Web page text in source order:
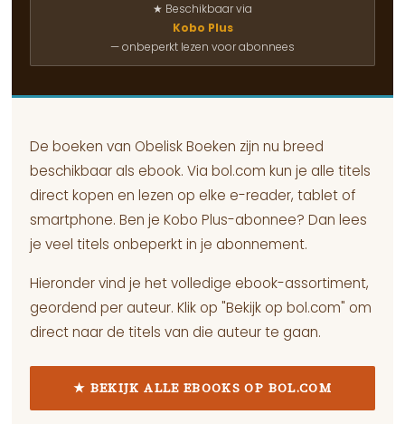
★ Beschikbaar via
Kobo Plus
— onbeperkt lezen voor abonnees
De boeken van Obelisk Boeken zijn nu breed
beschikbaar als ebook. Via bol.com kun je alle titels
direct kopen en lezen op elke e-reader, tablet of
smartphone. Ben je Kobo Plus-abonnee? Dan lees
je veel titels onbeperkt in je abonnement.
Hieronder vind je het volledige ebook-assortiment,
geordend per auteur. Klik op "Bekijk op bol.com" om
direct naar de titels van die auteur te gaan.
★ BEKIJK ALLE EBOOKS OP BOL.COM